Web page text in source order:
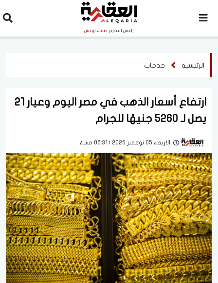
رئيس التحرير صفاء لويس
الرئيسية خدمات
ارتفاع أسعار الذهب في مصر اليوم وعيار 21
يصل لـ 5260 جنيهًا للجرام
الاربعاء 05 نوفمبر 2025 | 06:31 مساءً